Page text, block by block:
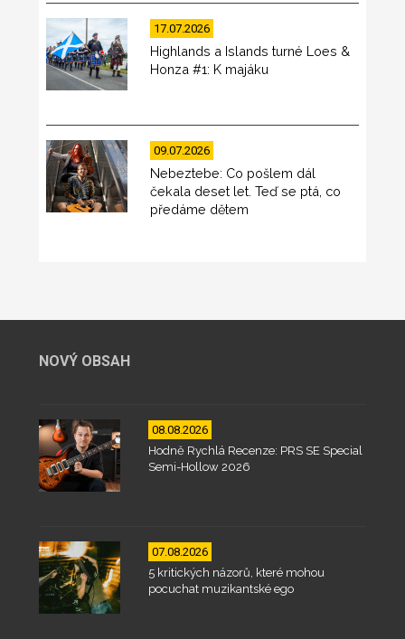
17.07.2026
Highlands a Islands turné Loes &
Honza #1: K majáku
09.07.2026
Nebeztebe: Co pošlem dál
čekala deset let. Teď se ptá, co
předáme dětem
NOVÝ OBSAH
08.08.2026
Hodně Rychlá Recenze: PRS SE Special
Semi-Hollow 2026
07.08.2026
5 kritických názorů, které mohou
pocuchat muzikantské ego